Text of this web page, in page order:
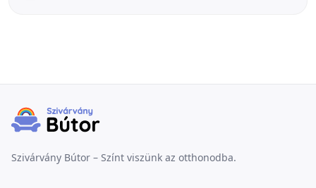
Szivárvány Bútor – Színt viszünk az otthonodba.